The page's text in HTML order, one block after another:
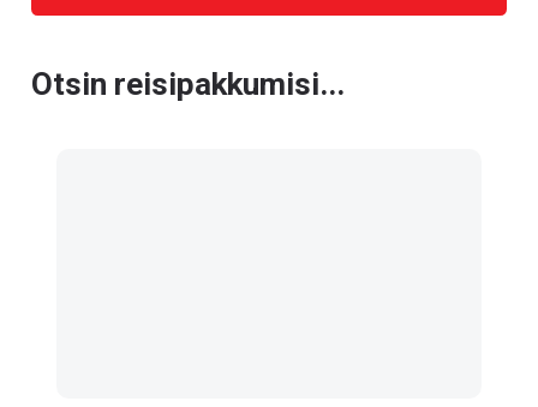
Otsin reisipakkumisi...